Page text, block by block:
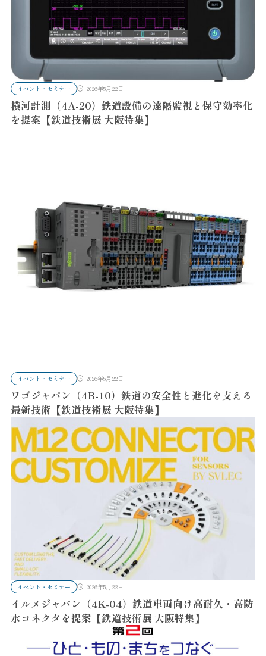
イベント・セミナー 2026年5月22日
横河計測（4A-20）鉄道設備の遠隔監視と保守効率化
を提案【鉄道技術展 大阪特集】
イベント・セミナー 2026年5月22日
ワゴジャパン（4B-10）鉄道の安全性と進化を支える
最新技術【鉄道技術展 大阪特集】
イベント・セミナー 2026年5月22日
イルメジャパン（4K-04）鉄道車両向け高耐久・高防
水コネクタを提案【鉄道技術展 大阪特集】